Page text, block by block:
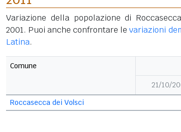
Variazione della popolazione di
2001. Puoi anche confrontare levariazioni
Latina.
Comune
21/10/
Roccasecca dei Volsci